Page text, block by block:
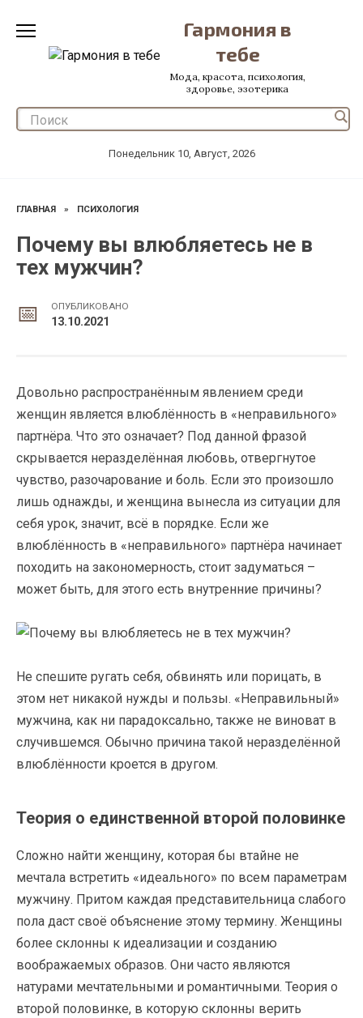
содержанию
Гармония в
тебе
Мода, красота, психология,
здоровье, эзотерика
Понедельник 10, Август, 2026
ГЛАВНАЯ » ПСИХОЛОГИЯ
Почему вы влюбляетесь не в
тех мужчин?
ОПУБЛИКОВАНО
13.10.2021
Довольно распространённым явлением среди
женщин является влюблённость в «неправильного»
партнёра. Что это означает? Под данной фразой
скрывается неразделённая любовь, отвергнутое
чувство, разочарование и боль. Если это произошло
лишь однажды, и женщина вынесла из ситуации для
себя урок, значит, всё в порядке. Если же
влюблённость в «неправильного» партнёра начинает
походить на закономерность, стоит задуматься –
может быть, для этого есть внутренние причины?
Не спешите ругать себя, обвинять или порицать, в
этом нет никакой нужды и пользы. «Неправильный»
мужчина, как ни парадоксально, также не виноват в
случившемся. Обычно причина такой неразделённой
влюблённости кроется в другом.
Теория о единственной второй половинке
Сложно найти женщину, которая бы втайне не
мечтала встретить «идеального» по всем параметрам
мужчину. Притом каждая представительница слабого
пола даст своё объяснение этому термину. Женщины
более склонны к идеализации и созданию
воображаемых образов. Они часто являются
натурами мечтательными и романтичными. Теория о
второй половинке, в которую склонны верить